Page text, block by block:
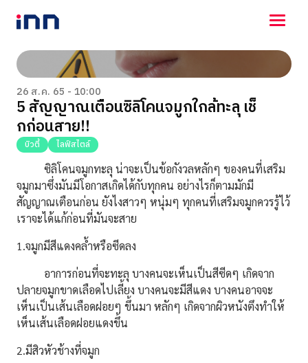
NEWS
ENTERTAINMENT
LIFESTYLE
HOROSCOPE
LOTTERY
VIDEO
ร่วมด้วยช่วยกัน
26 ส.ค. 65 - 10:00
5 สัญญาณเตือนซิลิโคนจมูกใกล้ทะลุ เช็
กก่อนสาย!!
บิวตี้ ไลฟ์สไตล์
ซิลิโคนจมูกทะลุ น่าจะเป็นข้อกังวลหลักๆ ของคนที่เสริม
จมูกมาซึ่งมันมีโอกาสเกิดได้กับทุกคน อย่างไรก็ตามมักมี
สัญญาณเตือนก่อน ยังไงสาวๆ หนุ่มๆ ทุกคนที่เสริมจมูกควรรู้ไว้
เราจะได้แก้ก่อนที่มันจะสาย
1.จมูกมีสีแดงคล้ำหรือซีดลง
อาการก่อนที่จะทะลุ บางคนจะเห็นเป็นสีซีดๆ เกิดจาก
ปลายจมูกขาดเลือดไปเลี้ยง บางคนจะมีสีแดง บางคนอาจจะ
เห็นเป็นเส้นเลือดฝอยๆ ขึ้นมา หลักๆ เกิดจากผิวหนังตึงทำให้
เห็นเส้นเลือดฝอยแดงขึ้น
2.มีสิวหัวช้างที่จมูก